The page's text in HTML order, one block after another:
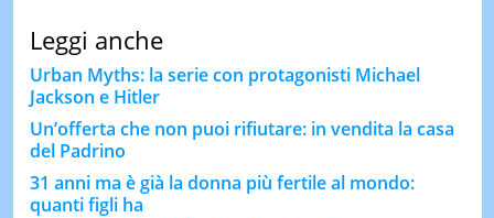
Leggi anche
Urban Myths: la serie con protagonisti Michael
Jackson e Hitler
Un’offerta che non puoi rifiutare: in vendita la casa
del Padrino
31 anni ma è già la donna più fertile al mondo:
quanti figli ha